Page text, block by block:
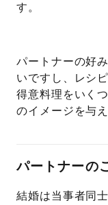
す。
パートナーの好
いですし、レシ
得意料理をいく
のイメージを与
パートナーの
結婚は当事者同